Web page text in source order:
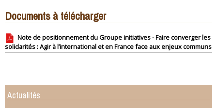
Documents à télécharger
Note de positionnement du Groupe initiatives - Faire converger les
solidarités : Agir à l’international et en France face aux enjeux communs
Actualités